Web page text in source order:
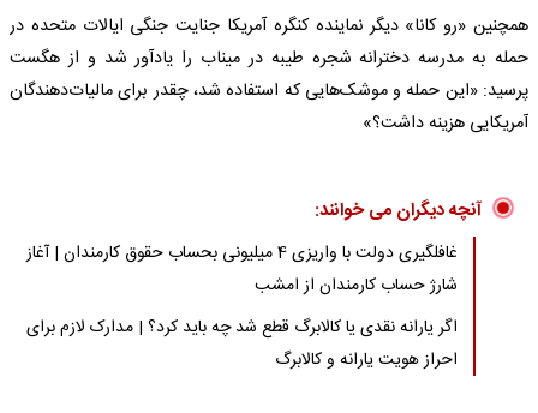
همچنین «رو کانا» دیگر نماینده کنگره آمریکا جنایت جنگی ایالات متحده در
حمله به مدرسه دخترانه شجره طیبه در میناب را یادآور شد و از هگست
پرسید: «این حمله و موشک‌هایی که استفاده شد، چقدر برای مالیات‌دهندگان
آمریکایی هزینه داشت؟»
آنچه دیگران می خوانند:
غافلگیری دولت با واریزی 4 میلیونی بحساب حقوق کارمندان | آغاز
شارژ حساب کارمندان از امشب
اگر یارانه نقدی یا کالابرگ قطع شد چه باید کرد؟ | مدارک لازم برای
احراز هویت یارانه و کالابرگ